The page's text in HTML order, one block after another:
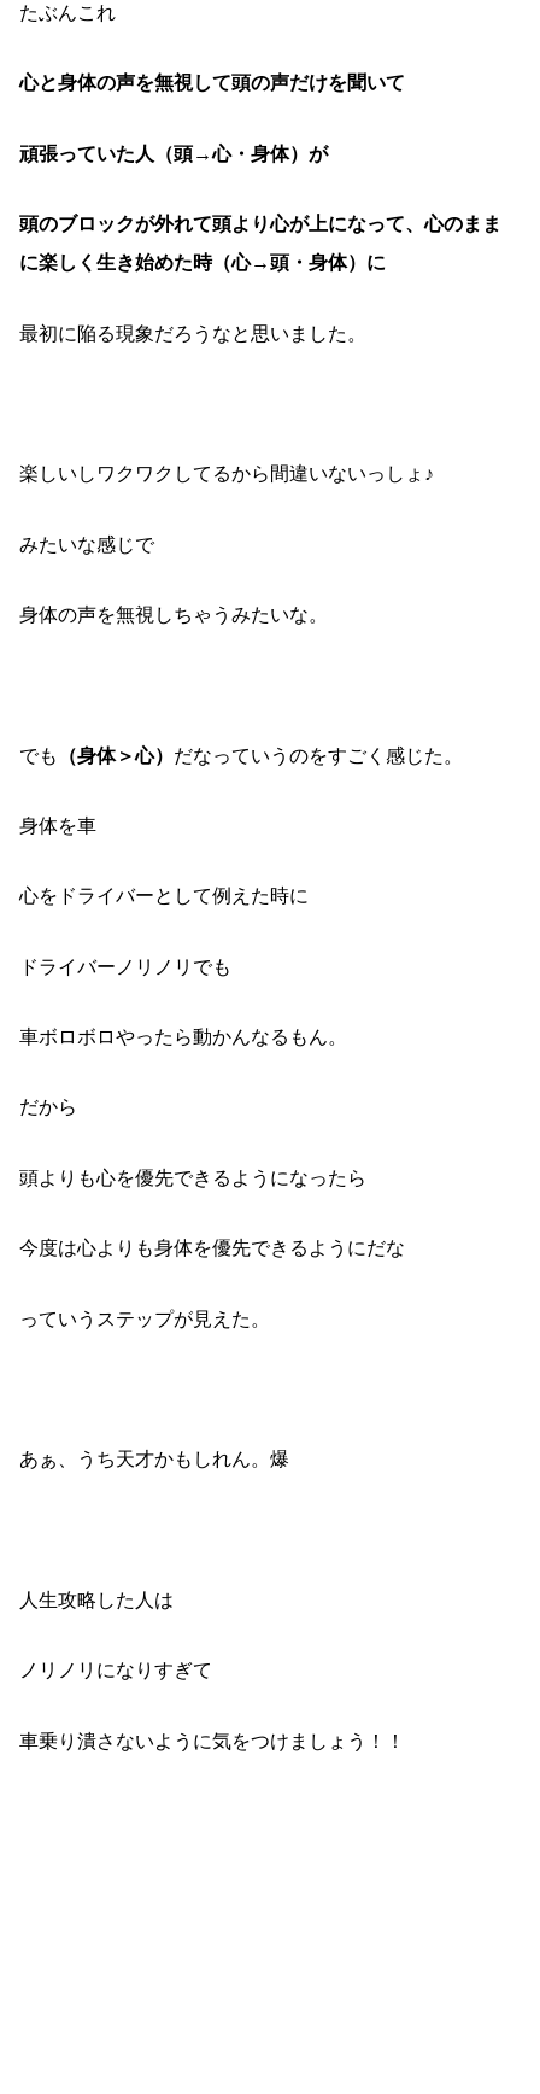
たぶんこれ
心と身体の声を無視して頭の声だけを聞いて
頑張っていた人 （頭→心・身体）が
頭のブロックが外れて頭より心が上になって、心のまま
に楽しく生き始めた時（心→頭・身体）に
最初に陥る現象だろうなと思いました。
楽しいしワクワクしてるから間違いないっしょ♪
みたいな感じで
身体の声を無視しちゃうみたいな。
でも （身体＞心） だなっていうのをすごく感じた。
身体を車
心をドライバーとして例えた時に
ドライバーノリノリでも
車ボロボロやったら動かんなるもん。
だから
頭よりも心を優先できるようになったら
今度は心よりも身体を優先できるようにだな
っていうステップが見えた。
あぁ、うち天才かもしれん。爆
人生攻略した人は
ノリノリになりすぎて
車乗り潰さないように気をつけましょう！！